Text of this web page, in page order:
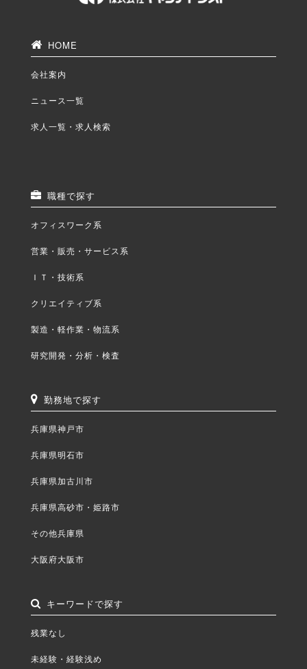
HOME
会社案内
ニュース一覧
求人一覧・求人検索
職種で探す
オフィスワーク系
営業・販売・サービス系
ＩＴ・技術系
クリエイティブ系
製造・軽作業・物流系
研究開発・分析・検査
勤務地で探す
兵庫県神戸市
兵庫県明石市
兵庫県加古川市
兵庫県高砂市・姫路市
その他兵庫県
大阪府大阪市
キーワードで探す
残業なし
未経験・経験浅め